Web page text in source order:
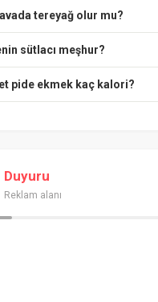
tereyağ olur mu?
sütlacı meşhur?
pide ekmek kaç kalori?
Duyuru
Reklam alanı